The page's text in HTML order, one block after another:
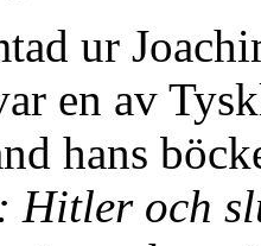
ur
en av
hans
Hitler och